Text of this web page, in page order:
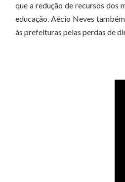
que a redução de recursos dos
educação. Aécio Neves
às prefeituras pelas perdas de